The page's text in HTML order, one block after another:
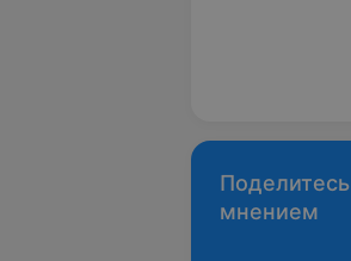
Поделитесь
мнением